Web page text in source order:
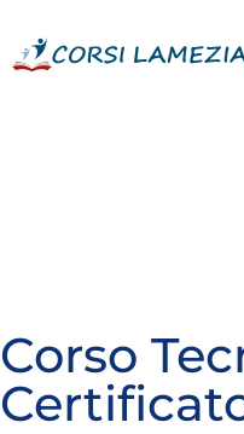
Corso